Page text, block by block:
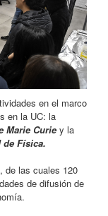
en el marco
en la UC: la
Marie Curie y la
de Física.
de las cuales 120
de difusión de